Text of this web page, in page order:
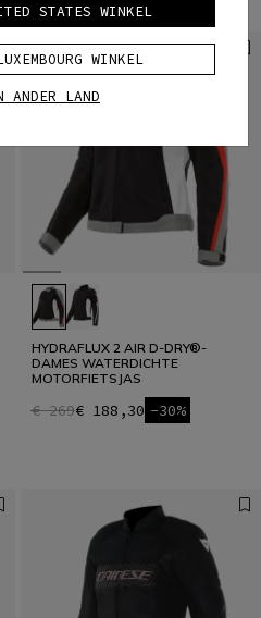
HYDRAFLUX 2 AIR D-DRY®-
DAMES WATERDICHTE
MOTORFIETSJAS
€ 269€ 188,30 -30%
STATES WINKEL
WINKEL
ANDER LAND